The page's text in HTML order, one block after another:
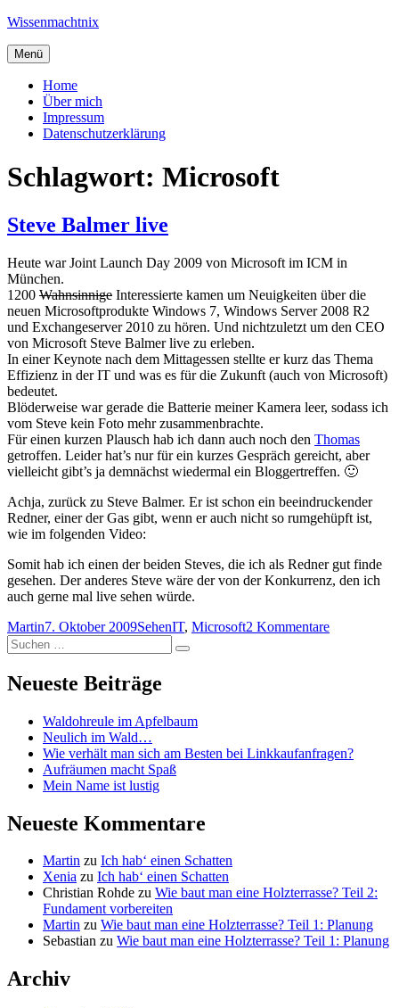
Zum
springen
Wissenmachtnix
Menü
Home
Über mich
Impressum
Datenschutzerklärung
Schlagwort: Microsoft
Steve Balmer live
Heute war Joint Launch Day 2009 von Microsoft im ICM in
München.
1200 Wahnsinnige Interessierte kamen um Neuigkeiten über die
neuen Microsoftprodukte Windows 7, Windows Server 2008 R2
und Exchangeserver 2010 zu hören. Und nichtzuletzt um den CEO
von Microsoft Steve Balmer live zu erleben.
In einer Keynote nach dem Mittagessen stellte er kurz das Thema
Effizienz in der IT und was es für die Zukunft (auch von Microsoft)
bedeutet.
Blöderweise war gerade die Batterie meiner Kamera leer, sodass ich
vom Steve kein Foto mehr zusammenbrachte.
Für einen kurzen Plausch hab ich dann auch noch den Thomas
getroffen. Leider hat’s nur für ein kurzes Gespräch gereicht, aber
vielleicht gibt’s ja demnächst wiedermal ein Bloggertreffen. 🙂
Achja, zurück zu Steve Balmer. Er ist schon ein beeindruckender
Redner, einer der Gas gibt, wenn er auch nicht so rumgehüpft ist,
wie im folgenden Video:
Somit hab ich einen der beiden Steves, die ich als Redner gut finde
gesehen. Der anderes Steve wäre der von der Konkurrenz, den ich
auch gerne mal live sehen würde.
Autor
MartinVeröffentlicht
am
7. Oktober 2009Kategorien
SehenSchlagwörter
IT, Microsoft2 Kommentarezu
Suchen
nach:
Suchen
Neueste Beiträge
Waldohreule im Apfelbaum
Neulich im Wald…
Wie verhält man sich am Besten bei Linkkaufanfragen?
Aufräumen macht Spaß
Mein Name ist lustig
Neueste Kommentare
Martin zu Ich hab‘ einen Schatten
Xenia zu Ich hab‘ einen Schatten
Christian Rohde zu Wie baut man eine Holzterrasse? Teil 2:
Fundament vorbereiten
Martin zu Wie baut man eine Holzterrasse? Teil 1: Planung
Sebastian zu Wie baut man eine Holzterrasse? Teil 1: Planung
Archiv